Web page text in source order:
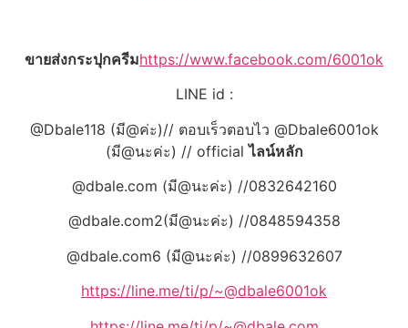
ขายส่งกระปุกครีมhttps://www.facebook.com/6001ok
LINE id :
@Dbale118 (มี@ค่ะ)// ตอบเร็วตอบไว @Dbale6001ok
(มี@นะค่ะ) // officialไลน์หลัก
@dbale.com (มี@นะค่ะ) //0832642160
@dbale.com2(มี@นะค่ะ) //0848594358
@dbale.com6 (มี@นะค่ะ) //0899632607
https://line.me/ti/p/~@dbale6001ok